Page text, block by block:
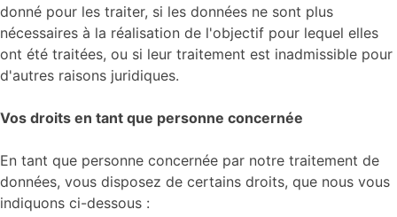
donné pour les traiter, si les données ne sont plus
nécessaires à la réalisation de l'objectif pour lequel elles
ont été traitées, ou si leur traitement est inadmissible pour
d'autres raisons juridiques.
Vos droits en tant que personne concernée
En tant que personne concernée par notre traitement de
données, vous disposez de certains droits, que nous vous
indiquons ci-dessous :